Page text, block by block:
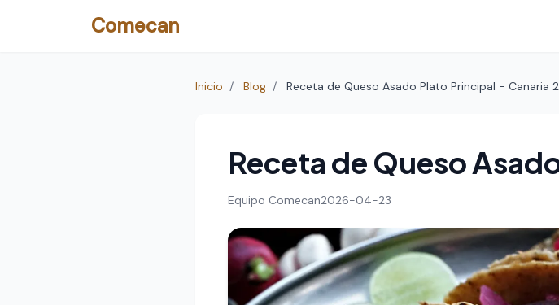
Comecan
Inicio / Blog / Receta de Queso Asado Plato Principal - Canaria
Receta de Queso
Equipo Comecan2026-04-23